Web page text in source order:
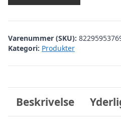
Varenummer (SKU):
Kategori: Produkter
Beskrivelse